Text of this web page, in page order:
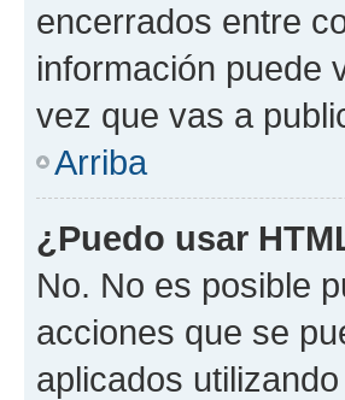
encerrados entre
información puede
vez que vas a
Arriba
¿Puedo usar
No. No es posible
acciones que se
aplicados